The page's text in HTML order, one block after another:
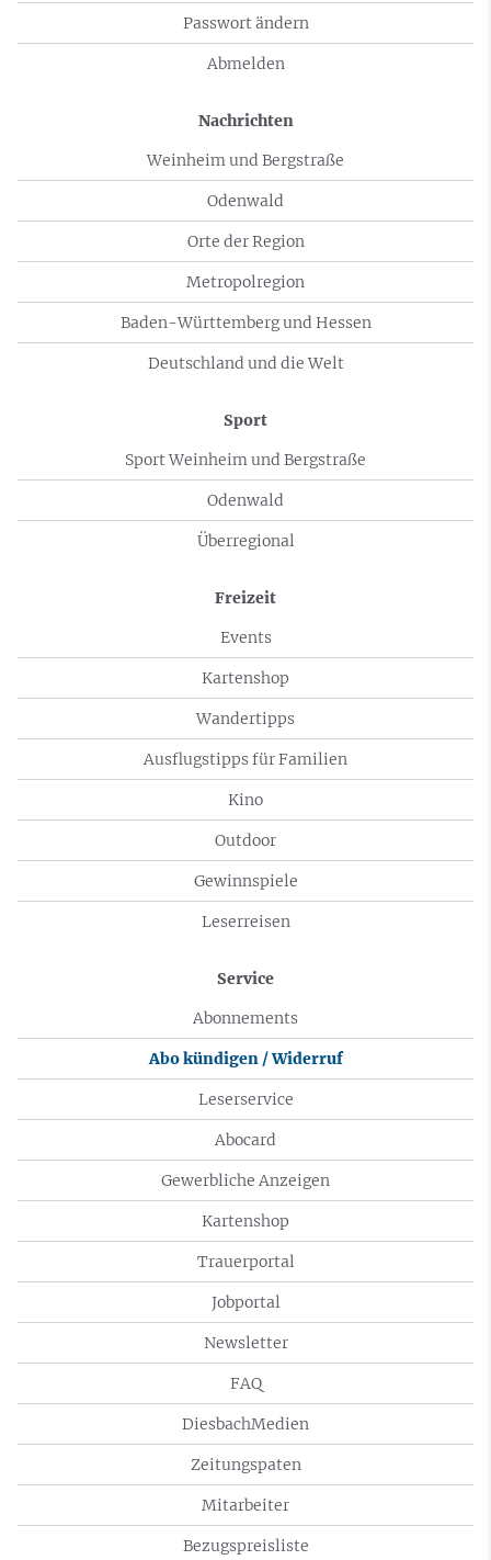
Passwort ändern
Abmelden
Nachrichten
Weinheim und Bergstraße
Odenwald
Orte der Region
Metropolregion
Baden-Württemberg und Hessen
Deutschland und die Welt
Sport
Sport Weinheim und Bergstraße
Odenwald
Überregional
Freizeit
Events
Kartenshop
Wandertipps
Ausflugstipps für Familien
Kino
Outdoor
Gewinnspiele
Leserreisen
Service
Abonnements
Abo kündigen / Widerruf
Leserservice
Abocard
Gewerbliche Anzeigen
Kartenshop
Trauerportal
Jobportal
Newsletter
FAQ
DiesbachMedien
Zeitungspaten
Mitarbeiter
Bezugspreisliste